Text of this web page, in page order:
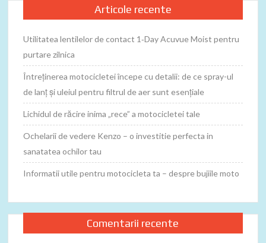
Articole recente
Utilitatea lentilelor de contact 1‑Day Acuvue Moist pentru
purtare zilnica
Întreținerea motocicletei începe cu detalii: de ce spray-ul
de lanț și uleiul pentru filtrul de aer sunt esențiale
Lichidul de răcire inima „rece” a motocicletei tale
Ochelarii de vedere Kenzo – o investitie perfecta in
sanatatea ochilor tau
Informatii utile pentru motocicleta ta – despre bujiile moto
Comentarii recente